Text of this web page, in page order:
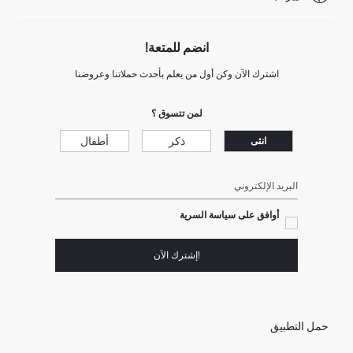
انضم للمتعة!
اشترك الآن وكن أول من يعلم بأحدث حملاتنا وعروضنا
لمن تتسوق ؟
انثى ذكر أطفال
البريد الإلكتروني
أوافق على سياسة السرية
!إشترك الآن
حمل التطبيق